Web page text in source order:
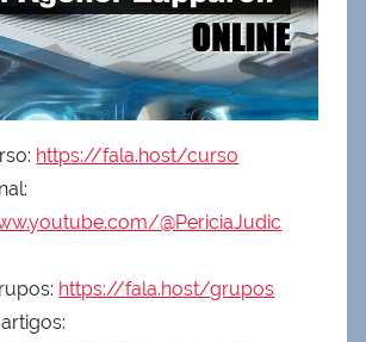
https://fala.host/curso
@PericiaJudic
https://fala.host/grupos